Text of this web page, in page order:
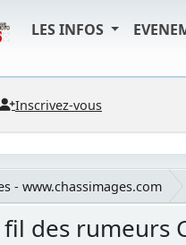
LES INFOS
Inscrivez-vous
- www.chassimages.com
des rumeurs